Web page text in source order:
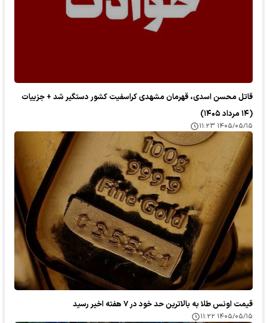
قاتل محسن اسدی، قهرمان مشهدی کراسفیت کشور دستگیر شد + جزییات
(۱۴ مرداد ۱۴۰۵)
۱۴۰۵/۰۵/۱۵ ۱۱:۲۳
قیمت اونس طلا به بالاترین حد خود در ۷ هفته اخیر رسید
۱۴۰۵/۰۵/۱۵ ۱۱:۲۲